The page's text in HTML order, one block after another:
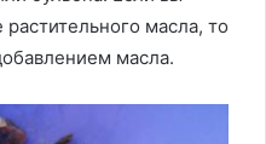
масла, то
масла.